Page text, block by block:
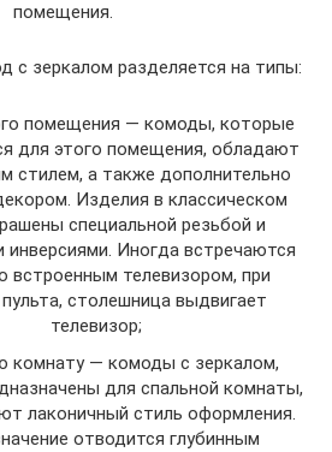
помещения.
с зеркалом разделяется на типы:
помещения — комоды, которые
для этого помещения, обладают
стилем, а также дополнительно
Изделия в классическом
специальной резьбой и
Иногда встречаются
встроенным телевизором, при
столешница выдвигает
телевизор;
комнату — комоды с зеркалом,
для спальной комнаты,
лаконичный стиль оформления.
отводится глубинным